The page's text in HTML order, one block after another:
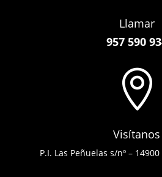
Llamar
957 590

Visítanos
P.I. Las Peñuelas s/nº –